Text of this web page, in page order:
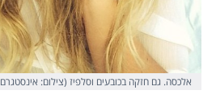
אלכסה. גם חזקה בכובעים וסלפיז (צילום: אינסטגרם alexatamari)